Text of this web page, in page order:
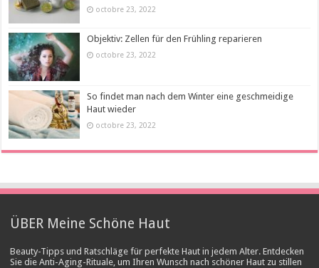
octobre 23, 2022
Objektiv: Zellen für den Frühling reparieren
octobre 23, 2022
So findet man nach dem Winter eine geschmeidige
Haut wieder
octobre 23, 2022
ÜBER Meine Schöne Haut
Beauty-Tipps und Ratschläge für perfekte Haut in jedem Alter. Entdecken
Sie die Anti-Aging-Rituale, um Ihren Wunsch nach schöner Haut zu stillen